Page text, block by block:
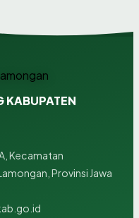
KABUPATEN
Kecamatan
Provinsi Jawa